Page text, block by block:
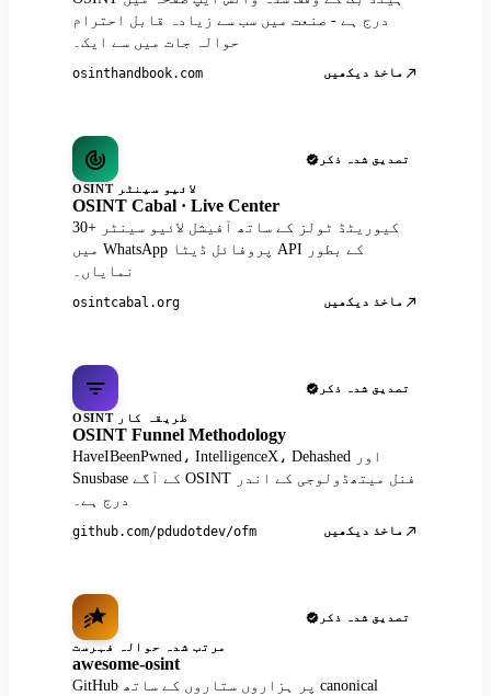
درج ہے - صنعت میں سب سے زیادہ قابل احترام
حوالہ جات میں سے ایک۔
osinthandbook.com ماخذ دیکھیں
تصدیق شدہ ذکر
OSINT لائیو سینٹر
OSINT Cabal · Live Center
30+ کیوریٹڈ ٹولز کے ساتھ آفیشل لائیو سینٹر
میں WhatsApp پروفائل ڈیٹا API کے بطور
نمایاں۔
osintcabal.org ماخذ دیکھیں
تصدیق شدہ ذکر
OSINT طریقہ کار
OSINT Funnel Methodology
HaveIBeenPwned، IntelligenceX، Dehashed اور
Snusbase کے آگے OSINT فنل میتھڈولوجی کے اندر
درج ہے۔
github.com/pdudotdev/ofm ماخذ دیکھیں
تصدیق شدہ ذکر
مرتب شدہ حوالہ فہرست
awesome-osint
GitHub پر ہزاروں ستاروں کے ساتھ canonical